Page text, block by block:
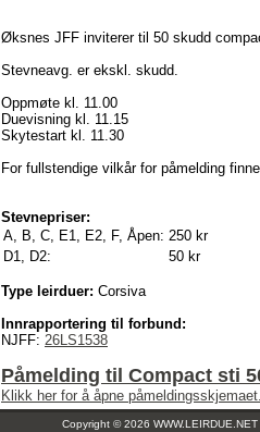
Øksnes JFF inviterer til 50 skudd
Stevneavg. er ekskl. skudd.
Oppmøte kl. 11.00
Duevisning kl. 11.15
Skytestart kl. 11.30
For fullstendige vilkår for påmelding
Stevnepriser:
A, B, C, E1, E2, F, Åpen: 250 kr
D1, D2:
50 kr
Type leirduer: Corsiva
Innrapportering til forbund:
NJFF: 26LS1538
Påmelding til Compact sti
Klikk her for å åpne
Copyright © 2026